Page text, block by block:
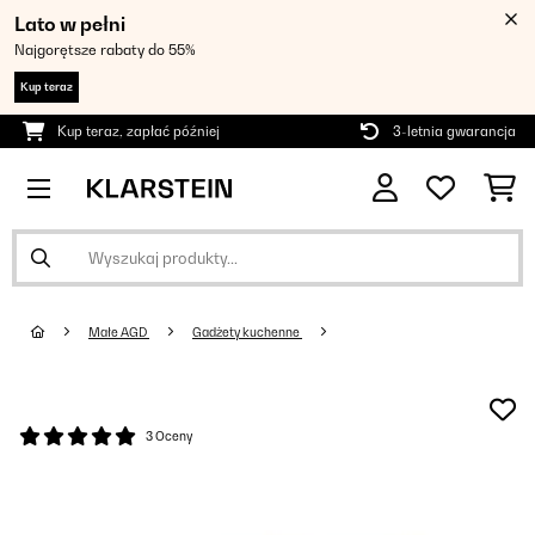
Lato w pełni
Najgorętsze rabaty do 55%
Kup teraz
Kup teraz, zapłać później 3-letnia gwarancja
Małe AGD Gadżety kuchenne
3 Oceny